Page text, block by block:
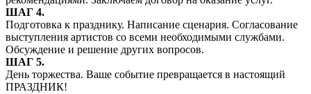
ШАГ 4.
Подготовка к празднику. Написание сценария. Согласование
выступления артистов со всеми необходимыми службами.
Обсуждение и решение других вопросов.
ШАГ 5.
День торжества. Ваше событие превращается в настоящий
ПРАЗДНИК!